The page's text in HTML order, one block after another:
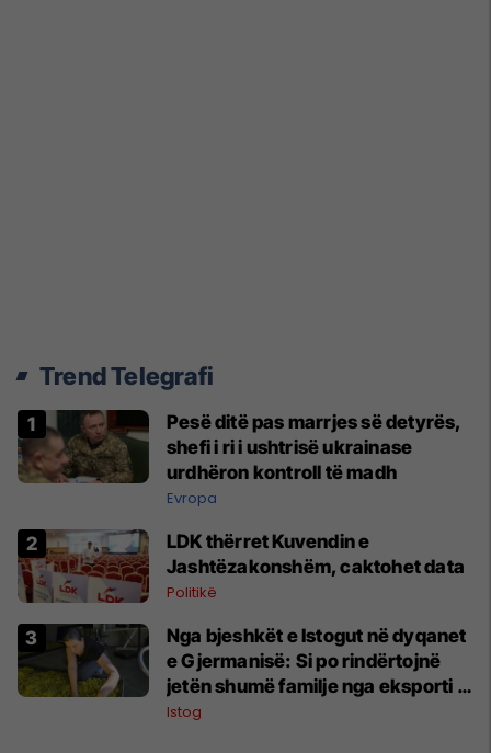
Trend Telegrafi
Pesë ditë pas marrjes së detyrës,
shefi i ri i ushtrisë ukrainase
urdhëron kontroll të madh
Evropa
LDK thërret Kuvendin e
Jashtëzakonshëm, caktohet data
Politikë
Nga bjeshkët e Istogut në dyqanet
e Gjermanisë: Si po rindërtojnë
jetën shumë familje nga eksporti i
bimëve mjekësore
Istog